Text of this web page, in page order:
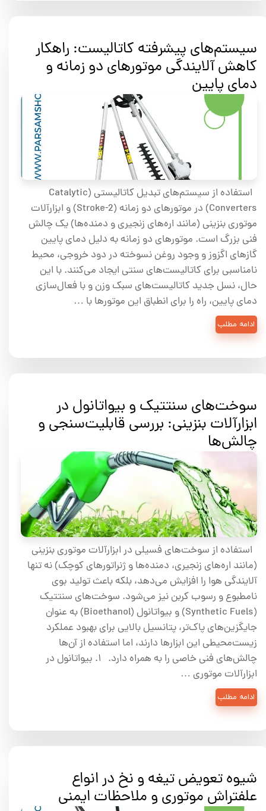
سیستم‌های پیشرفته کاتالیست: راهکار
کاهش آلایندگی موتورهای دو زمانه و
دمای پایین
استفاده از سیستم‌های تبدیل کاتالیستی (Catalytic
Converters) در موتورهای دو زمانه (2-Stroke) و ابزارآلات
موتوری بنزینی (مانند اره‌های زنجیری و دمنده‌ها) یک چالش
فنی بزرگ است. موتورهای دو زمانه به دلیل دمای پایین
گازهای اگزوز و وجود روغن نسوخته در دود خروجی، محیط
نامناسبی برای کاتالیست‌های سنتی ایجاد می‌کنند. با این
حال، نسل جدید کاتالیست‌های سبک وزن و با فعال‌سازی
دمای پایین، راه را برای انطباق این موتورها با …
ادامه مطلب
سوخت‌های سنتتیک و بیواتانول در
ابزارآلات بنزینی: بررسی قابلیت‌سنجی و
چالش‌ها
استفاده از سوخت‌های فسیلی در ابزارآلات موتوری بنزینی
(مانند اره‌های زنجیری، دمنده‌ها و ژنراتورهای کوچک) نه تنها
آلایندگی هوا را افزایش می‌دهد، بلکه باعث تولید بوی
نامطبوع و رسوب کربن نیز می‌شود. سوخت‌های سنتتیک
(Synthetic Fuels) و بیواتانول (Bioethanol) به عنوان
جایگزین‌های پاک‌تر، پتانسیل بالایی برای بهبود عملکرد
زیست‌محیطی این ابزارها دارند، اما استفاده از آن‌ها
چالش‌های فنی خاصی را به همراه دارد. ۱. بیواتانول در
ابزارآلات موتوری …
ادامه مطلب
شیوه تعویض تیغه و نخ در انواع
علفتراش موتوری و ملاحظات ایمنی